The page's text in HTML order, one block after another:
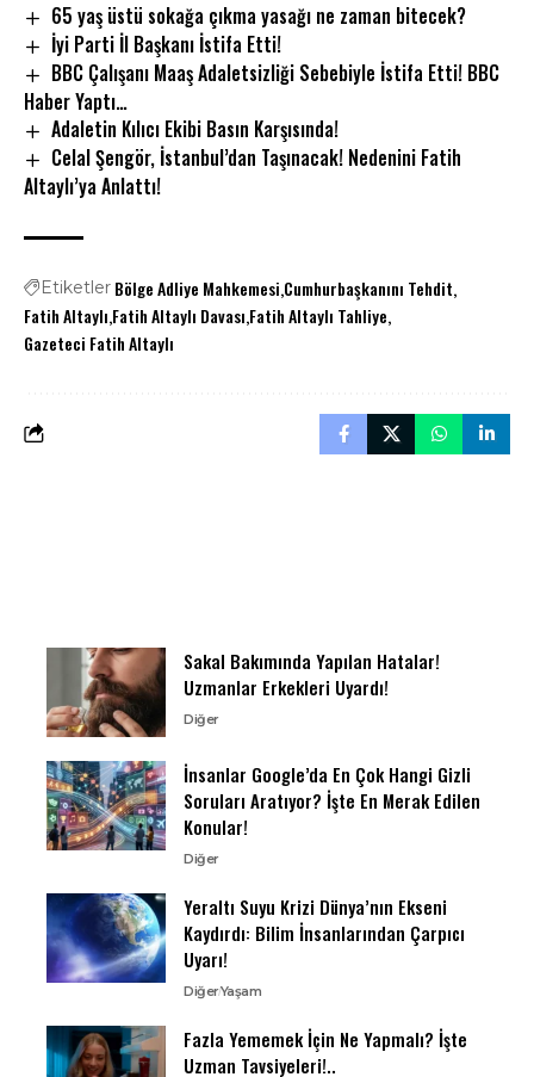
65 yaş üstü sokağa çıkma yasağı ne zaman bitecek?
İyi Parti İl Başkanı İstifa Etti!
BBC Çalışanı Maaş Adaletsizliği Sebebiyle İstifa Etti! BBC
Haber Yaptı…
Adaletin Kılıcı Ekibi Basın Karşısında!
Celal Şengör, İstanbul’dan Taşınacak! Nedenini Fatih
Altaylı’ya Anlattı!
Etiketler Bölge Adliye Mahkemesi Cumhurbaşkanını Tehdit
Fatih Altaylı Fatih Altaylı Davası Fatih Altaylı Tahliye
Gazeteci Fatih Altaylı
Sakal Bakımında Yapılan Hatalar!
Uzmanlar Erkekleri Uyardı!
Diğer
İnsanlar Google’da En Çok Hangi Gizli
Soruları Aratıyor? İşte En Merak Edilen
Konular!
Diğer
Yeraltı Suyu Krizi Dünya’nın Ekseni
Kaydırdı: Bilim İnsanlarından Çarpıcı
Uyarı!
DiğerYaşam
Fazla Yememek İçin Ne Yapmalı? İşte
Uzman Tavsiyeleri!..